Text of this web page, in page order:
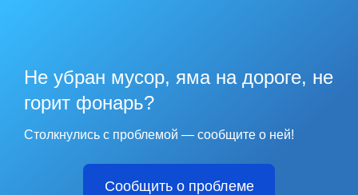
Не убран мусор, яма на дороге, не
горит фонарь?
Столкнулись с проблемой — сообщите о ней!
Сообщить о проблеме